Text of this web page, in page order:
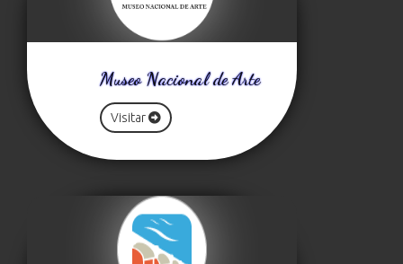
Museo Nacional de Arte
Visitar